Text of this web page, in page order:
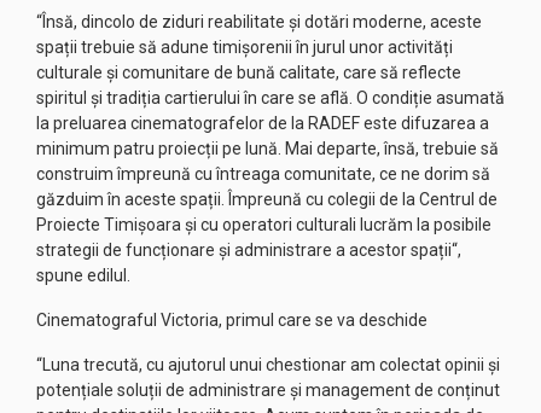
“Însă, dincolo de ziduri reabilitate și dotări moderne, aceste
spații trebuie să adune timișorenii în jurul unor activități
culturale și comunitare de bună calitate, care să reflecte
spiritul și tradiția cartierului în care se află. O condiție asumată
la preluarea cinematografelor de la RADEF este difuzarea a
minimum patru proiecții pe lună. Mai departe, însă, trebuie să
construim împreună cu întreaga comunitate, ce ne dorim să
găzduim în aceste spații. Împreună cu colegii de la Centrul de
Proiecte Timișoara și cu operatori culturali lucrăm la posibile
strategii de funcționare și administrare a acestor spații“,
spune edilul.
Cinematograful Victoria, primul care se va deschide
“Luna trecută, cu ajutorul unui chestionar am colectat opinii și
potențiale soluții de administrare și management de conținut